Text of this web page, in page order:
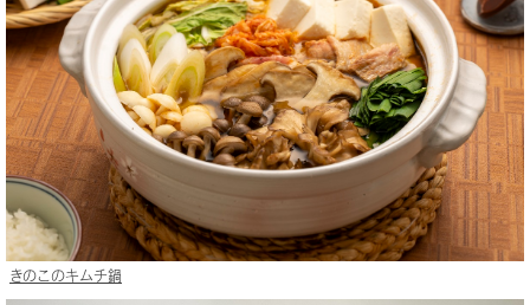
きのこのキムチ鍋